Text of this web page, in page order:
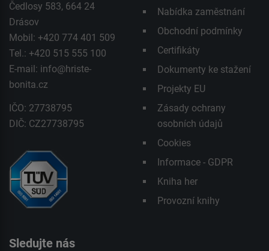
Čedlosy 583, 664 24
Drásov
Mobil: +420 774 401 509
Tel.: +420 515 555 100
E-mail: info@hriste-
bonita.cz
IČO: 27738795
DIČ: CZ27738795
Nabídka zaměstnání
Obchodní podmínky
Certifikáty
Dokumenty ke stažení
Projekty EU
Zásady ochrany
osobních údajů
Cookies
Informace - GDPR
Kniha her
Provozní knihy
Sledujte nás